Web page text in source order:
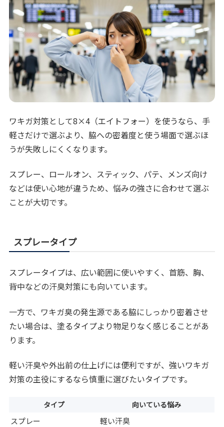
ワキガ対策として8×4（エイトフォー）を使うなら、手
軽さだけで選ぶより、脇への密着度と使う場面で選ぶほ
うが失敗しにくくなります。
スプレー、ロールオン、スティック、パテ、メンズ向け
などは使い心地が違うため、悩みの強さに合わせて選ぶ
ことが大切です。
スプレータイプ
スプレータイプは、広い範囲に使いやすく、首筋、胸、
背中などの汗臭対策にも向いています。
一方で、ワキガ臭の発生源である脇にしっかり密着させ
たい場合は、塗るタイプより物足りなく感じることがあ
ります。
軽い汗臭や外出前の仕上げには便利ですが、強いワキガ
対策の主役にするなら慎重に選びたいタイプです。
タイプ 向いている悩み
スプレー
軽い汗臭